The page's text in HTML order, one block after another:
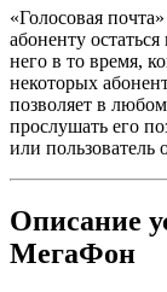
«Голосовая
абоненту
него в то время,
некоторых
позволяет в
прослушать его
или пользователь
Описание
МегаФон